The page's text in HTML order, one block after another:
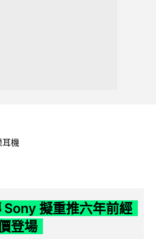
耳機
Sony 擬重推六年前經
登場